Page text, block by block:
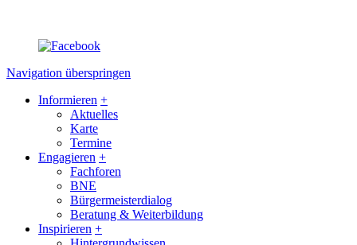
Navigation überspringen
Informieren +
Aktuelles
Karte
Termine
Engagieren +
Fachforen
BNE
Bürgermeisterdialog
Beratung & Weiterbildung
Inspirieren +